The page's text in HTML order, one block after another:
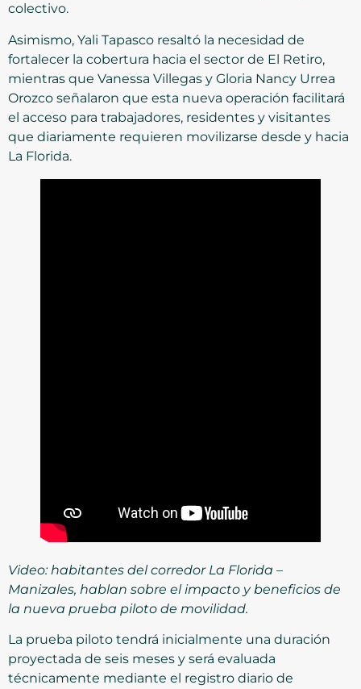
colectivo.
Asimismo, Yali Tapasco resaltó la necesidad de
fortalecer la cobertura hacia el sector de El Retiro,
mientras que Vanessa Villegas y Gloria Nancy Urrea
Orozco señalaron que esta nueva operación facilitará
el acceso para trabajadores, residentes y visitantes
que diariamente requieren movilizarse desde y hacia
La Florida.
Video: habitantes del corredor La Florida –
Manizales, hablan sobre el impacto y beneficios de
la nueva prueba piloto de movilidad.
La prueba piloto tendrá inicialmente una duración
proyectada de seis meses y será evaluada
técnicamente mediante el registro diario de